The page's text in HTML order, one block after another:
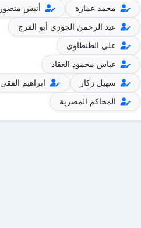
محمد عمارة
أنيس منصور
عبد الرحمن الجوزي أبو الفرج
علي الطنطاوي
عباس محمود العقاد
سهيل زكار
ابراهيم الفقى
المحاكم المصرية